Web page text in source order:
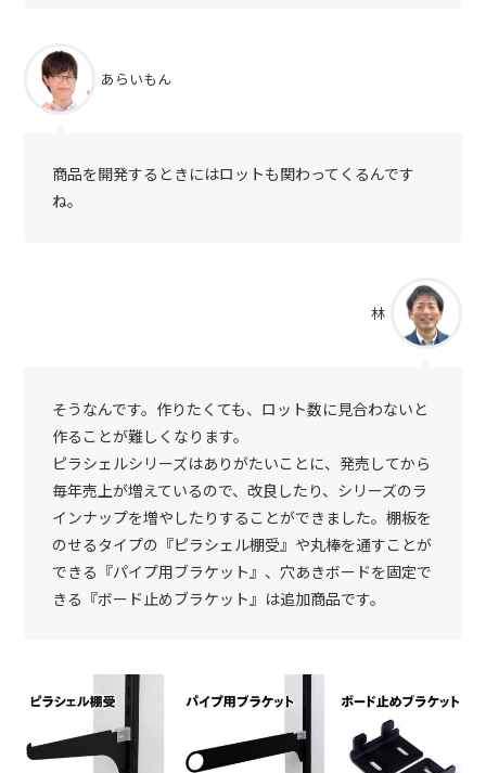
あらいもん
商品を開発するときにはロットも関わってくるんです
ね。
林
そうなんです。作りたくても、ロット数に見合わないと
作ることが難しくなります。
ピラシェルシリーズはありがたいことに、発売してから
毎年売上が増えているので、改良したり、シリーズのラ
インナップを増やしたりすることができました。棚板を
のせるタイプの『ピラシェル棚受』や丸棒を通すことが
できる『パイプ用ブラケット』、穴あきボードを固定で
きる『ボード止めブラケット』は追加商品です。